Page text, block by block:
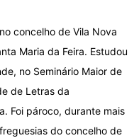
concelho de Vila Nova
Maria da Feira. Estudou
no Seminário Maior de
de Letras da
Foi pároco, durante mais
do concelho de